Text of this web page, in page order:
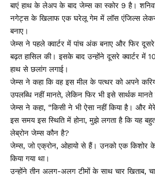
बाएं हाथ के लेअप के बाद जेम्स का स्कोर 9 है।
नगेट्स के खिलाफ एक घरेलू गेम में लॉस एंजिल्स
बनाए।
जेम्स ने पहले क्वार्टर में पांच अंक बनाए और फिर
बढ़त हासिल की। इसके बाद उन्होंने दूसरे क्वार्टर में
हाथ से छलांग लगाई।
जेम्स ने कहा कि वह इस मील के पत्थर को अपने
उपलब्धि नहीं मानते, लेकिन फिर भी इसे सार्थक मानते
जेम्स ने कहा, “किसी ने भी ऐसा नहीं किया है। और
इस समय इस स्थिति में होना, मुझे लगता है कि यह
लेब्रोन जेम्स कौन है?
जेम्स, जो एक्रोन, ओहायो से हैं। उनको एक किशोर
किया गया था।
उन्होंने तीन अलग-अलग टीमों के साथ चार खिताब,